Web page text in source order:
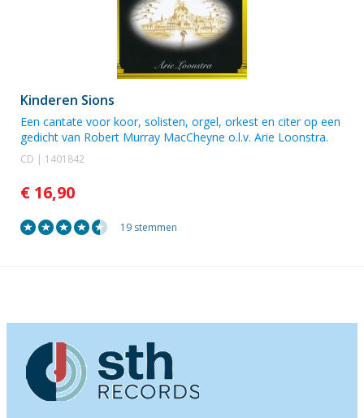
Kinderen Sions
Een cantate voor koor, solisten, orgel, orkest en citer op een
gedicht van Robert Murray MacCheyne o.l.v. Arie Loonstra.
CD | 1401842
€ 16,90
19 stemmen